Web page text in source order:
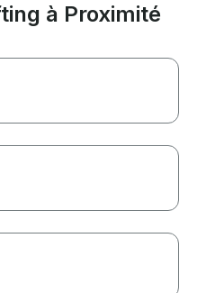
à Proximité